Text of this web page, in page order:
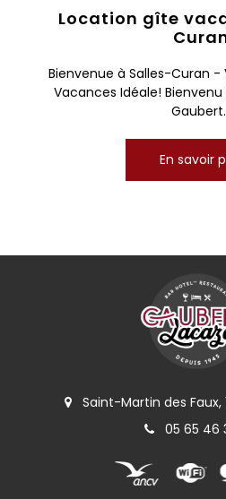
Location gîte
Bienvenue à Salles-Curan
Vacances Idéale!
En savoir
Saint-Martin des Faux,
05 65 46